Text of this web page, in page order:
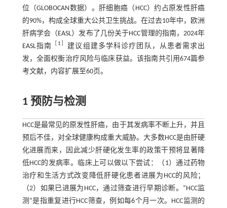
位（GLOBOCAN数据）。肝细胞癌（HCC）约占原发性肝癌
的90%，构成全球重大公共卫生挑战。在过去10年中，欧洲
肝病学会（EASL）发布了几份关于HCC管理的指南，2024年
EASL指南 ［ 1］ 建议组建多学科诊疗团队，从患者需求出
发，全面权衡治疗风险与临床获益。该指南共引用674篇参
考文献，内容扩展至60页。
1 预防与检测
HCC是最常见的原发性肝癌，由于其发病率不断上升，并且
预后不佳，对全球健康构成重大威胁。大多数HCC是由肝硬
化进展而来，因此减少肝硬化发生率的政策干预将显著降
低HCC的发病率。临床上可以做以下尝试：（1）通过药物
治疗和生活方式改变降低肝硬化患者进展为HCC的风险；
（2）如果已进展为HCC，通过筛查进行早期诊断。“HCC监
测”是指重复进行HCC筛查，例如每6个月一次。HCC监测的